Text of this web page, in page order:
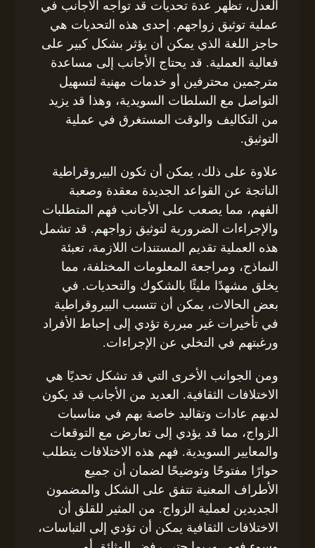
العدل، تظهر عدة تحديات قد تواجه الأجانب في
عملية توثيق زواجهم. إحدى هذه التحديات هي
حاجز اللغة الذي يمكن أن يؤثر بشكل كبير على
فعالية العملية. قد يحتاج الأجانب إلى مساعدة
مترجمين محترفين أو خدمات مهنية لتسهيل
التواصل مع السلطات السويدية، وهذا قد يزيد
من التكاليف والوقت المستغرق في عملية
التوثيق.
علاوة على ذلك، يمكن أن تكون البيروقراطية
الناتجة عن القواعد الجديدة معقدة وصعبة
الفهم، مما يصعب على الأجانب فهم المتطلبات
والإجراءات الضرورية لتوثيق زواجهم. قد تشمل
هذه العملية تقديم المستندات اللازمة، تعبئة
النماذج، ومراجعة المعلومات المختلفة، مما
يخلق مشهدًا مليئًا بالشكوك والتحديات. في
بعض الحالات، يمكن أن تتسبب البيروقراطية
في تأخيرات غير مبررة تؤدي إلى إحباط الأفراد
ورغبتهم في التخلي عن الإجراءات.
ومن الجوانب الأخرى التي قد تشكل تحديًا هي
الاختلافات الثقافية. العديد من الأجانب قد يكون
لديهم عادات وتقاليد خاصة بهم في مناسبات
الزواج، مما قد يؤدي إلى تعارض مع التوقعات
والمعايير السويدية. فهم هذه الاختلافات يتطلب
حوارًا مفتوحًا وتوضيحًا لضمان أن جميع
الأطراف المعنية تتفق على الشكل والمضمون
الجديدين لعملية الزواج. من المثير للقلق أن
الاختلافات الثقافية يمكن أن تؤدي إلى التباسات،